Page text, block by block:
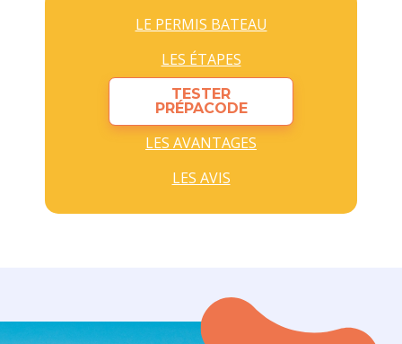
LE PERMIS BATEAU
LES ÉTAPES
TESTER
PRÉPACODE
LES AVANTAGES
LES AVIS